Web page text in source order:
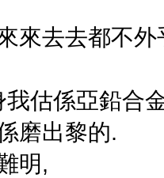
來去去都不
我估係亞鉛合
磨出黎的.
明,